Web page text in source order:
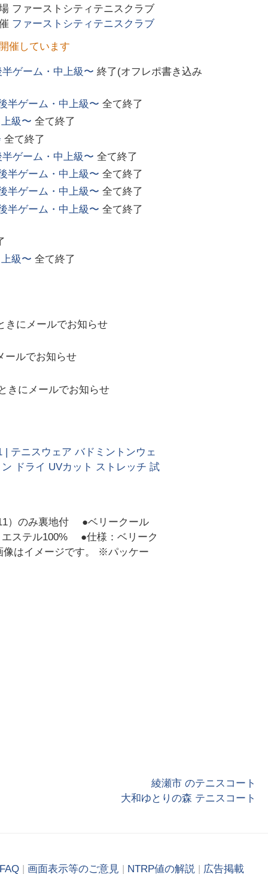
ファーストシティテニスクラブ
ファーストシティテニスクラブ
催しています
ゲーム・中上級〜 終了(オフレポ書き込み
半ゲーム・中上級〜 全て終了
級〜 全て終了
全て終了
ゲーム・中上級〜 全て終了
半ゲーム・中上級〜 全て終了
半ゲーム・中上級〜 全て終了
半ゲーム・中上級〜 全て終了
級〜 全て終了
きにメールでお知らせ
ールでお知らせ
きにメールでお知らせ
| テニスウェア バドミントンウェ
ドライ UVカット ストレッチ 試
）のみ裏地付 ●ベリークール
ステル100% ●仕様：ベリーク
像はイメージです。 ※パッケー
綾瀬市 のテニスコート
大和ゆとりの森 テニスコート
画面表示等のご意見 NTRP値の解説 広告掲載